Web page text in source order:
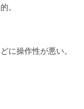
。
に操作性が悪い。